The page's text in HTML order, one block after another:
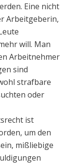
Eine nicht
Arbeitgeberin,
will. Man
Arbeitnehmer
sind
strafbare
oder
ist
um den
mißliebige